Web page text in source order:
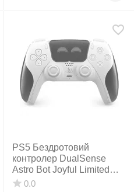
PS5 Бездротовий
контролер DualSense
Astro Bot Joyful Limited
Edition
0.0